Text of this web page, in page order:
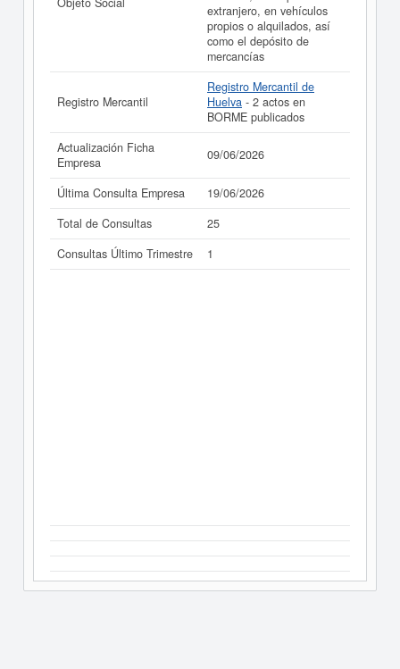
extranjero, en vehículos
propios o alquilados, así
como el depósito de
mercancías
Registro Mercantil
Registro Mercantil de
Huelva - 2 actos en
BORME publicados
Actualización Ficha
Empresa
09/06/2026
Última Consulta Empresa
19/06/2026
Total de Consultas
25
Consultas Último Trimestre
1